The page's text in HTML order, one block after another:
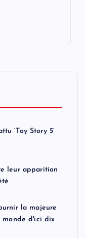
‘Toy Story 5’
leur apparition
la majeure
monde d'ici dix